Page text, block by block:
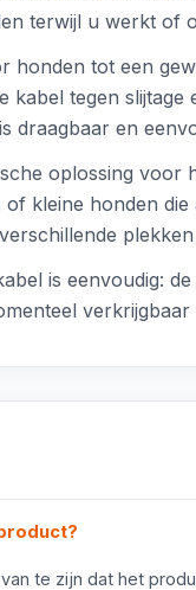
terwijl u werkt of
honden tot een
kabel tegen
draagbaar en
oplossing
kleine honden
is eenvoudig:
te zijn dat het